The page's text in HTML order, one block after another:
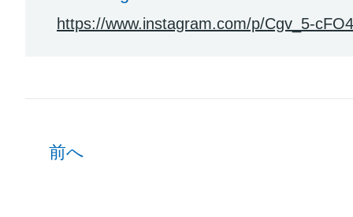
https://www.instagram.com/p/Cgv_5-
前へ